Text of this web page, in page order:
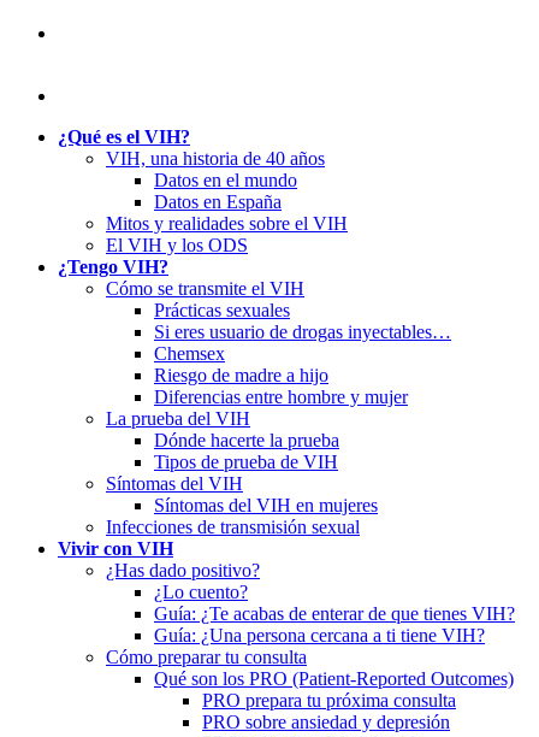
¿Qué es el VIH?
VIH, una historia de 40 años
Datos en el mundo
Datos en España
Mitos y realidades sobre el VIH
El VIH y los ODS
¿Tengo VIH?
Cómo se transmite el VIH
Prácticas sexuales
Si eres usuario de drogas inyectables…
Chemsex
Riesgo de madre a hijo
Diferencias entre hombre y mujer
La prueba del VIH
Dónde hacerte la prueba
Tipos de prueba de VIH
Síntomas del VIH
Síntomas del VIH en mujeres
Infecciones de transmisión sexual
Vivir con VIH
¿Has dado positivo?
¿Lo cuento?
Guía: ¿Te acabas de enterar de que tienes VIH?
Guía: ¿Una persona cercana a ti tiene VIH?
Cómo preparar tu consulta
Qué son los PRO (Patient-Reported Outcomes)
PRO prepara tu próxima consulta
PRO sobre ansiedad y depresión